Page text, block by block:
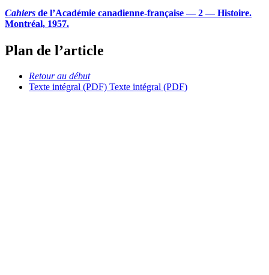
Cahiers de l’Académie canadienne-française — 2 — Histoire.
Montréal, 1957.
Plan de l’article
Retour au début
Texte intégral (PDF) Texte intégral (PDF)